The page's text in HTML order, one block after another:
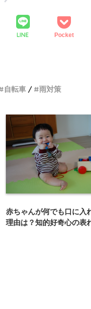
LINE Pocket
自転車 雨対策
赤ちゃんが何でも口に入
理由は？知的好奇心の表